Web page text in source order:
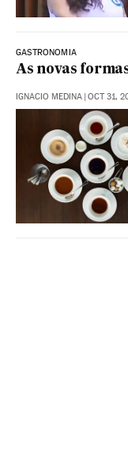
GASTRONOMIA
As novas
IGNACIO MEDINA OCT 31,